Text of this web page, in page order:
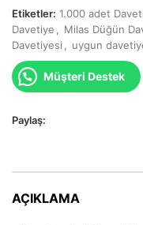
Etiketler: 1.000 adet
Davetiye , Milas Düğün
Davetiyesi , uygun
Müşteri Destek
Paylaş:
AÇIKLAMA